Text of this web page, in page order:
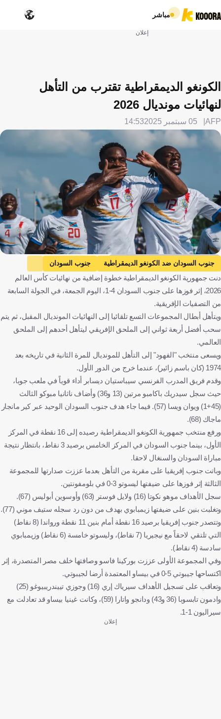
مباشر
إعلان
الكونغو الديمقراطية تقترب من التأهل
لنهائيات مونديال 2026
AFP 05 سبتمبر 2025 14:53
Congolese Football Federation media
جنوب السودان ضد الكونغو الديمقراطية
جنوب السودان
الكونغو الديمقراطية
التصفيات المؤهلة لكأس العالم - إفريقيا
ليسوتو ضد جنوب أفريقيا
ليسوتو
جنوب أفريقيا
بنين ضد زيمبابوي
مصر
إثيوبيا جيبوتي ضد بوركينا فاسو
جيبوتي
بوركينا فاسو
موزمبيق
مصر كرة قدم
دنت جمهورية الكونغو الديمقراطية خطوة إضافية من نهائيات كأس العالم
2026، إثر فوزها على جنوب السودان 4-1، اليوم الجمعة، في الجولة السابعة
من التصفيات الإفريقية.
ويتأهل أبطال المجموعات التسع تلقائيا إلى النهائيات المونديال المقبل، ثم يتم
سحب أفضل أربعة ثواني إلى الملحق الإفريقي ليتأهل أحدهم إلى الملحق
العالمي.
ويسعى منتخب "الفهود" إلى التأهل للمونديال للمرة الثانية في تاريخه بعد
1974 (كان باسم زائير)، عندما خرج من الدور الأول.
وقدم فريق المدرب الفرنسي سيباستيان ديسابر أداء قوياً في ملعب جوبا،
حيث سجل سيدريك باكامبو مرتين (13 و36) وأضاف ناثانيا مبوكو الثالث
(45+1) ويوان ويسا (57). فيما جاء هدف جنوب السودان الوحيد عبر كير مانجار
ماجاك (68).
ورفع منتخب جمهورية الكونغو الديمقراطية رصيده إلى 16 نقطة في المركز
الأول، بينما جنوب السودان في المركز الخامس برصيد 3 نقاط، بانتظار نتيجة
مباراة السودان والسنغال لاحقا.
وباتت جنوب إفريقيا على مقربة من التأهل بعدما عززت صدارتها للمجموعة
الثالثة إثر فوزها على ضيفتها ليسوتو 3-0 في بلومفونتين.
سجل الأهداف موهو نكوتا (16) ولايل فوستر (63) وأوسوين أبوليس (67).
وتغلبت بنين على ضيفتها زيمبابوي بهدف من دون رد سجله ستيف موني (77).
وتتصدر جنوب إفريقيا برصيد 16 نقطة أمام بنين 11 نقطة ورواندا (8 نقاط)
التي تلتقي لاحقاً مع نيجيريا (7 نقاط)، وليسوتو خامسة (6 نقاط) وزيمبابوي
سادسة (4 نقاط).
وفي المجموعة الأولى عززت بوركينا فاسو وصافتها خلف مصر المتصدرة، إثر
اكتساحها جيبوتي 5-0 في بيساو المعتمدة أرضا لجيبوتي.
وتعاقب على تسجيل الأهداف سيرياك إري (16) وجوزي تييندريبيوغو (25)
وادمون تابسوبا (36 و43) ودانجو واتارا (59)، وكانت غينيا بيساو قد تعادلت مع
سيراليون 1-1.
إعلان